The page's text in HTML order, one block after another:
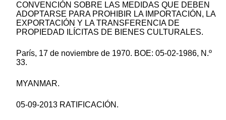
CONVENCIÓN SOBRE LAS MEDIDAS QUE DEBEN
ADOPTARSE PARA PROHIBIR LA IMPORTACIÓN, LA
EXPORTACIÓN Y LA TRANSFERENCIA DE
PROPIEDAD ILÍCITAS DE BIENES CULTURALES.
París, 17 de noviembre de 1970. BOE: 05-02-1986, N.º
33.
MYANMAR.
05-09-2013 RATIFICACIÓN.